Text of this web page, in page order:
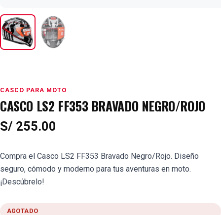
CASCO PARA MOTO
CASCO LS2 FF353 BRAVADO NEGRO/ROJO
S/ 255.00
Compra el Casco LS2 FF353 Bravado Negro/Rojo. Diseño
seguro, cómodo y moderno para tus aventuras en moto.
¡Descúbrelo!
AGOTADO